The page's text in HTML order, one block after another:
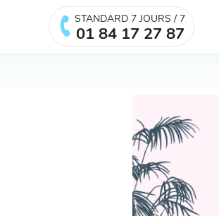
STANDARD 7 JOURS / 7
01 84 17 27 87